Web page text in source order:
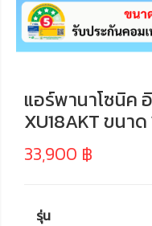
แอร์พานาโซนิค
XU18AKT ขนา
33,900 ฿
รุ่น